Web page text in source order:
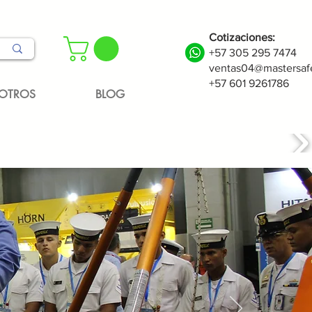
BLOG
Cotizaciones:
+57 305 295 7474
+57 601 9261786